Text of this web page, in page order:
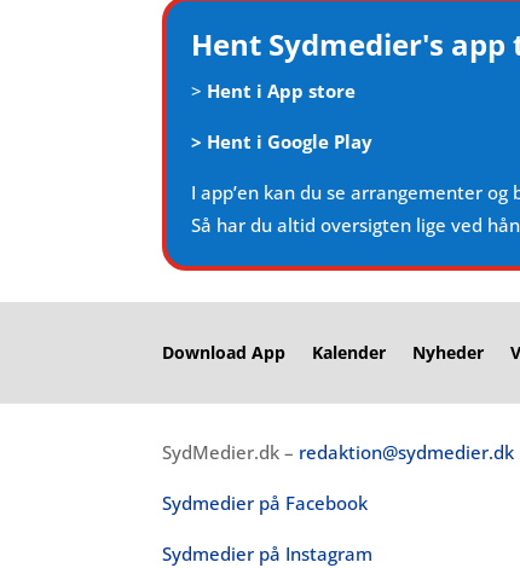
Hent Sydmedier's
> Hent i App store
> Hent i Google Play
I app’en kan du se arrangementer
Så har du altid oversigten lige ved
Download App Kalender Nyheder
SydMedier.dk – redaktion@sydmedier.dk
Sydmedier på Facebook
Sydmedier på Instagram